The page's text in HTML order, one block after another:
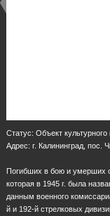
Статус: Объект
Адрес: г. Калининград, пос.
Погибших в бою и умерших
которая в 1945 г. была
данным военного
й и 192-й стрелковых